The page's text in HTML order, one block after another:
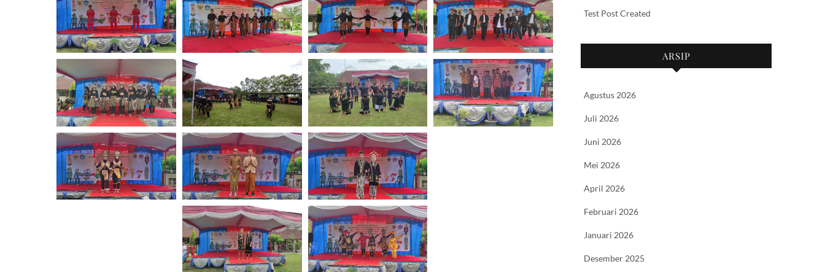
Test Post Created
ARSIP
Agustus 2026
Juli 2026
Juni 2026
Mei 2026
April 2026
Februari 2026
Januari 2026
Desember 2025